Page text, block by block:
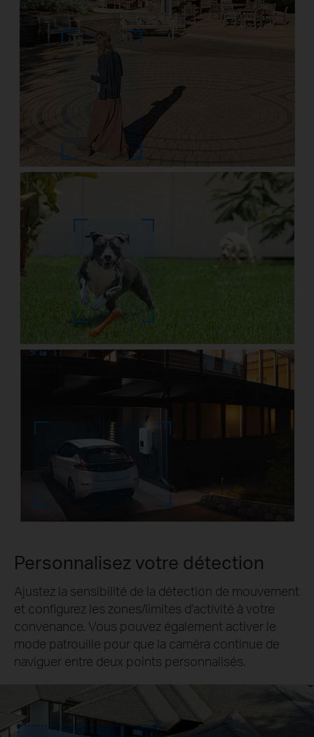
Personnalisez votre détection
Ajustez la sensibilité de la détection de mouvement
et configurez les zones/limites d'activité à votre
convenance. Vous pouvez également activer le
mode patrouille pour que la caméra continue de
naviguer entre deux points personnalisés.